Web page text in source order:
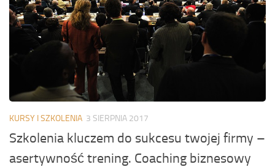
KURSY I SZKOLENIA 3 SIERPNIA 2017
Szkolenia kluczem do sukcesu twojej firmy –
asertywność trening. Coaching biznesowy